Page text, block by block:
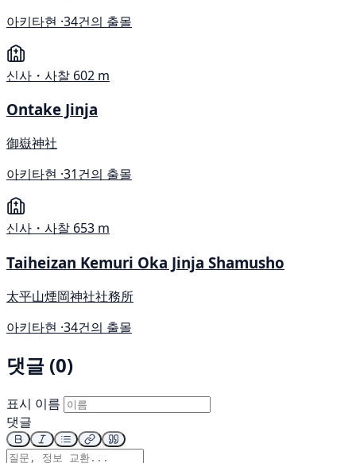
아키타현 ·34건의 출몰
신사・사찰 602 m
Ontake Jinja
御嶽神社
아키타현 ·31건의 출몰
신사・사찰 653 m
Taiheizan Kemuri Oka Jinja Shamusho
太平山煙岡神社社務所
아키타현 ·34건의 출몰
댓글 (0)
표시 이름
댓글